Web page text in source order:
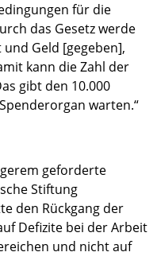
für die
das Gesetz werde
Geld [gegeben],
kann die Zahl der
gibt den 10.000
warten.“
geforderte
Stiftung
den Rückgang der
Defizite bei der Arbeit
und nicht auf